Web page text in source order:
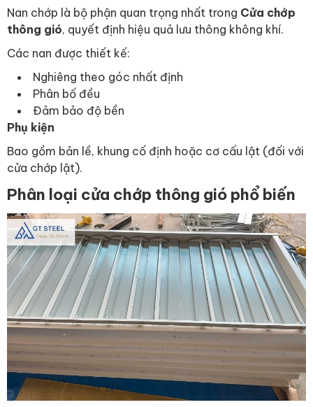
Nan chớp là bộ phận quan trọng nhất trong Cửa chớp
thông gió, quyết định hiệu quả lưu thông không khí.
Các nan được thiết kế:
Nghiêng theo góc nhất định
Phân bố đều
Đảm bảo độ bền
Phụ kiện
Bao gồm bản lề, khung cố định hoặc cơ cấu lật (đối với
cửa chớp lật).
Phân loại cửa chớp thông gió phổ biến